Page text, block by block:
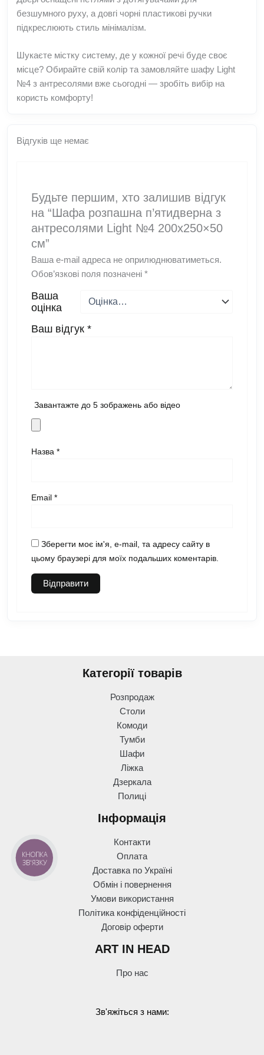
безшумного руху, а довгі чорні пластикові ручки
підкреслюють стиль мінімалізм.
Шукаєте містку систему, де у кожної речі буде своє
місце? Обирайте свій колір та замовляйте шафу Light
№4 з антресолями вже сьогодні — зробіть вибір на
користь комфорту!
Відгуків ще немає
Будьте першим, хто залишив відгук
на “Шафа розпашна п’ятидверна з
антресолями Light №4 200х250×50
см”
Ваша e-mail адреса не оприлюднюватиметься.
Обов’язкові поля позначені *
Ваша
оцінка
Ваш відгук *
Завантажте до 5 зображень або відео
Назва *
Email *
Зберегти моє ім'я, e-mail, та адресу сайту в
цьому браузері для моїх подальших коментарів.
Категорії товарів
Розпродаж
Столи
Комоди
Тумби
Шафи
Ліжка
Дзеркала
Полиці
Інформація
Контакти
Оплата
Доставка по Україні
Обмін і повернення
Умови використання
Політика конфіденційності
Договір оферти
ART IN HEAD
Про нас
Зв'яжіться з нами:
КНОПКА
ЗВ'ЯЗКУ